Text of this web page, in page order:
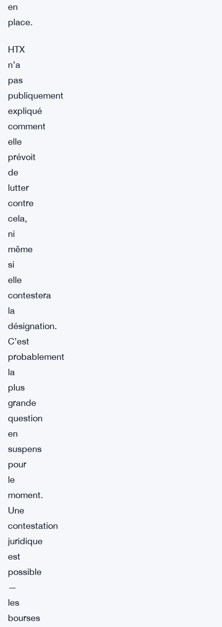
en
place.
HTX
n’a
pas
publiquement
expliqué
comment
elle
prévoit
de
lutter
contre
cela,
ni
même
si
elle
contestera
la
désignation.
C’est
probablement
la
plus
grande
question
en
suspens
pour
le
moment.
Une
contestation
juridique
est
possible
—
les
bourses